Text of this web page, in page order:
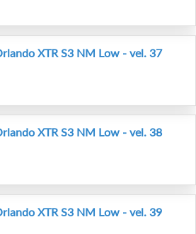
XTR S3 NM Low - vel. 37
XTR S3 NM Low - vel. 38
XTR S3 NM Low - vel. 39